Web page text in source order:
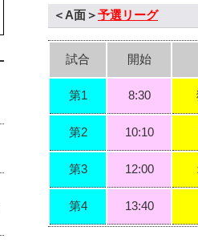
＜A面＞予選リーグ
試合 開始
第1 8:30
第2 10:10
第3 12:00
第4 13:40